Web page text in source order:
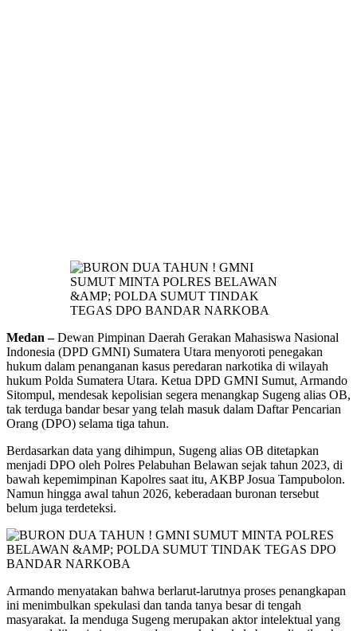
Medan –Dewan Pimpinan Daerah Gerakan Mahasiswa Nasional
Indonesia (DPD GMNI) Sumatera Utara menyoroti penegakan
hukum dalam penanganan kasus peredaran narkotika di wilayah
hukum Polda Sumatera Utara. Ketua DPD GMNI Sumut, Armando
Sitompul, mendesak kepolisian segera menangkap Sugeng alias OB,
tak terduga bandar besar yang telah masuk dalam Daftar Pencarian
Orang (DPO) selama tiga tahun.
Berdasarkan data yang dihimpun, Sugeng alias OB ditetapkan
menjadi DPO oleh Polres Pelabuhan Belawan sejak tahun 2023, di
bawah kepemimpinan Kapolres saat itu, AKBP Josua Tampubolon.
Namun hingga awal tahun 2026, keberadaan buronan tersebut
belum juga terdeteksi.
Armando menyatakan bahwa berlarut-larutnya proses penangkapan
ini menimbulkan spekulasi dan tanda tanya besar di tengah
masyarakat. Ia menduga Sugeng merupakan aktor intelektual yang